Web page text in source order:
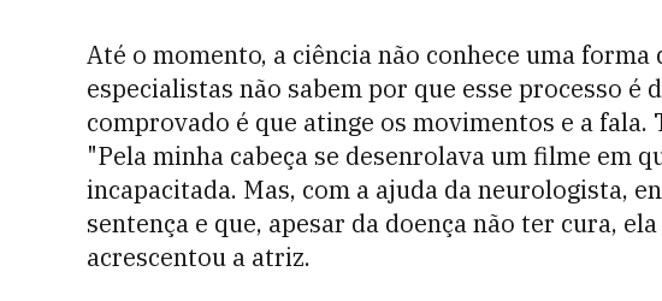
Até o momento, a ciência não conhece uma forma
especialistas não sabem por que esse processo é
comprovado é que atinge os movimentos e a
"Pela minha cabeça se desenrolava um filme em
incapacitada. Mas, com a ajuda da neurologista,
sentença e que, apesar da doença não ter cura,
acrescentou a atriz.